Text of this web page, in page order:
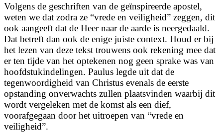
Volgens de geschriften van de geïnspireerde apostel,
weten we dat zodra ze “vrede en veiligheid” zeggen, dit
ook aangeeft dat de Heer naar de aarde is neergedaald.
Dat betreft dan ook de enige juiste context. Houd er bij
het lezen van deze tekst trouwens ook rekening mee dat
er ten tijde van het optekenen nog geen sprake was van
hoofdstukindelingen. Paulus legde uit dat de
tegenwoordigheid van Christus evenals de eerste
opstanding onverwachts zullen plaatsvinden waarbij dit
wordt vergeleken met de komst als een dief,
voorafgegaan door het uitroepen van “vrede en
veiligheid”.